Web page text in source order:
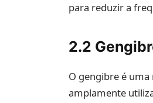
para reduzir a
2.2
O gengibre é
amplamente